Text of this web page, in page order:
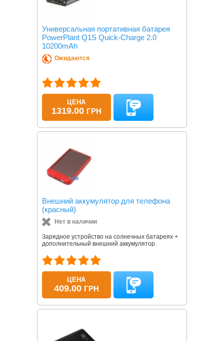
Универсальная портативная батарея
PowerPlant Q1S Quick-Charge 2.0
10200mAh
Ожидаются
ЦЕНА
1319.00 ГРН
Внешний аккумулятор для телефона
(красный)
Нет в наличии
Зарядное устройство на солнечных батареях +
дополнительный внешний аккумулятор.
ЦЕНА
409.00 ГРН